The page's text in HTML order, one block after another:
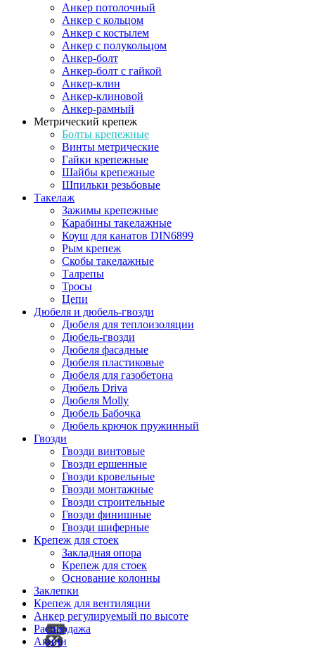
Анкер потолочный
Анкер с кольцом
Анкер с костылем
Анкер с полукольцом
Анкер-болт
Анкер-болт с гайкой
Анкер-клин
Анкер-клиновой
Анкер-рамный
Метрический крепеж
Болты крепежные
Винты метрические
Гайки крепежные
Шайбы крепежные
Шпильки резьбовые
Такелаж
Зажимы крепежные
Карабины такелажные
Коуш для канатов DIN6899
Рым крепеж
Скобы такелажные
Талрепы
Тросы
Цепи
Дюбеля и дюбель-гвозди
Дюбеля для теплоизоляции
Дюбель-гвозди
Дюбеля фасадные
Дюбеля пластиковые
Дюбеля для газобетона
Дюбель Driva
Дюбеля Molly
Дюбель Бабочка
Дюбель крючок пружинный
Гвозди
Гвозди винтовые
Гвозди ершенные
Гвозди кровельные
Гвозди монтажные
Гвозди строительные
Гвозди финишные
Гвозди шиферные
Крепеж для стоек
Закладная опора
Крепеж для стоек
Основание колонны
Заклепки
Крепеж для вентиляции
Анкер регулируемый по высоте
Распродажа
Акции